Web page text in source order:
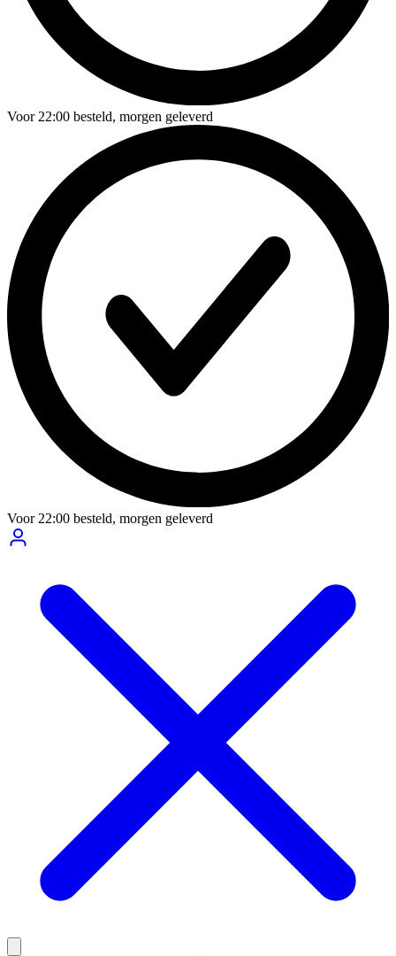
Voor22:00 besteld, morgen geleverd
Voor22:00 besteld, morgen geleverd